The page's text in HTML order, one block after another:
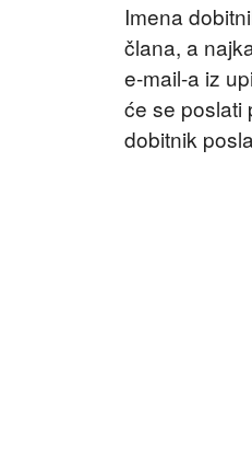
Imena
člana, a
e-mail-a iz
će se poslati
dobitnik